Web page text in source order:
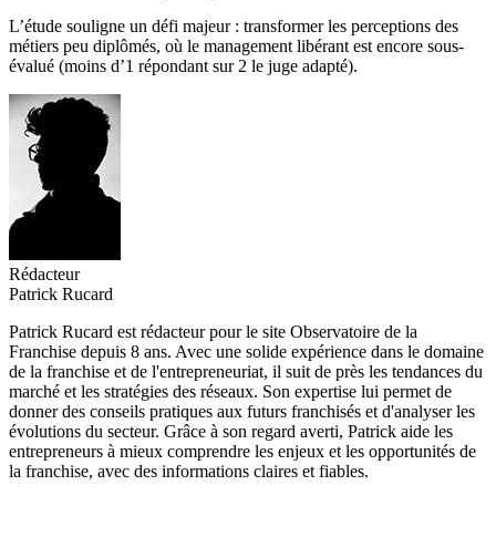
L’étude souligne un défi majeur : transformer les perceptions des
métiers peu diplômés, où le management libérant est encore sous-
évalué (moins d’1 répondant sur 2 le juge adapté).
Rédacteur
Patrick Rucard
Patrick Rucard est rédacteur pour le site Observatoire de la
Franchise depuis 8 ans. Avec une solide expérience dans le domaine
de la franchise et de l'entrepreneuriat, il suit de près les tendances du
marché et les stratégies des réseaux. Son expertise lui permet de
donner des conseils pratiques aux futurs franchisés et d'analyser les
évolutions du secteur. Grâce à son regard averti, Patrick aide les
entrepreneurs à mieux comprendre les enjeux et les opportunités de
la franchise, avec des informations claires et fiables.